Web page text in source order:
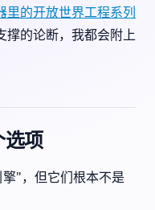
里的开放世界工程系列
撑的论断，我都会附上
项
"，但它们根本不是